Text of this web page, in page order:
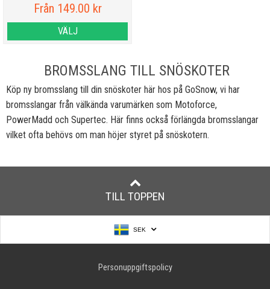
Från 149.00 kr
VÄLJ
BROMSSLANG TILL SNÖSKOTER
Köp ny bromsslang till din snöskoter här hos på GoSnow, vi har
bromsslangar från välkända varumärken som Motoforce,
PowerMadd och Supertec. Här finns också förlängda bromsslangar
vilket ofta behövs om man höjer styret på snöskotern.
TILL TOPPEN
SEK
Personuppgiftspolicy